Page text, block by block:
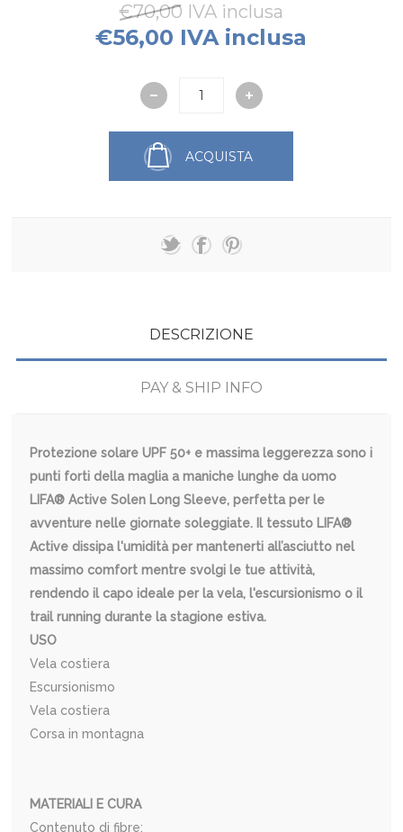
€70,00 IVA inclusa
€56,00 IVA inclusa
ACQUISTA
DESCRIZIONE
PAY & SHIP INFO
Protezione solare UPF 50+ e massima leggerezza sono i
punti forti della maglia a maniche lunghe da uomo
LIFA® Active Solen Long Sleeve, perfetta per le
avventure nelle giornate soleggiate. Il tessuto LIFA®
Active dissipa l'umidità per mantenerti all’asciutto nel
massimo comfort mentre svolgi le tue attività,
rendendo il capo ideale per la vela, l'escursionismo o il
trail running durante la stagione estiva.
USO
Vela costiera
Escursionismo
Vela costiera
Corsa in montagna
MATERIALI E CURA
Contenuto di fibre: